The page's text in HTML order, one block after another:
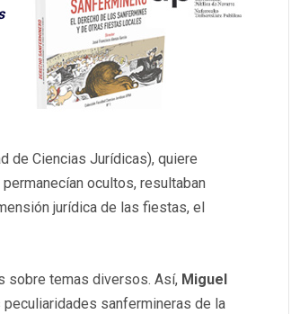
de Ciencias Jurídicas), quiere
ocultos, resultaban
jurídica de las fiestas, el
sobre temas diversos. Así, Miguel
peculiaridades sanfermineras de la